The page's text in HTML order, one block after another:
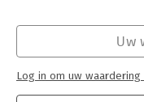
vrouwelijke en non-
Uw
Log in om uw